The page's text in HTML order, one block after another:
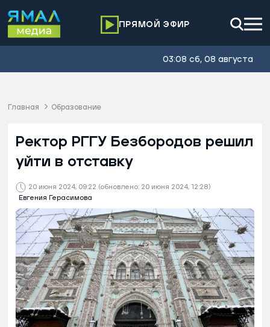
ПРЯМОЙ ЭФИР
03:08 сб, 08 августа
Главная Образование
20 июня 2024, 09:22 (обновлено: 20 июня 2024, 12:28)
Евгения Герасимова
Ректор РГГУ Безбородов решил
уйти в отставку